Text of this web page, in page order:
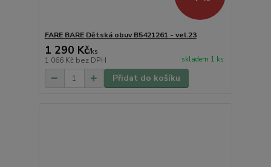
FARE BARE Dětská obuv B5421261 - vel.23
1 290 Kč/ks
1 066 Kč bez DPH skladem 1 ks
Přidat do košíku